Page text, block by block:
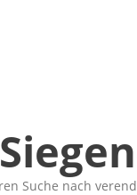
Suche nach